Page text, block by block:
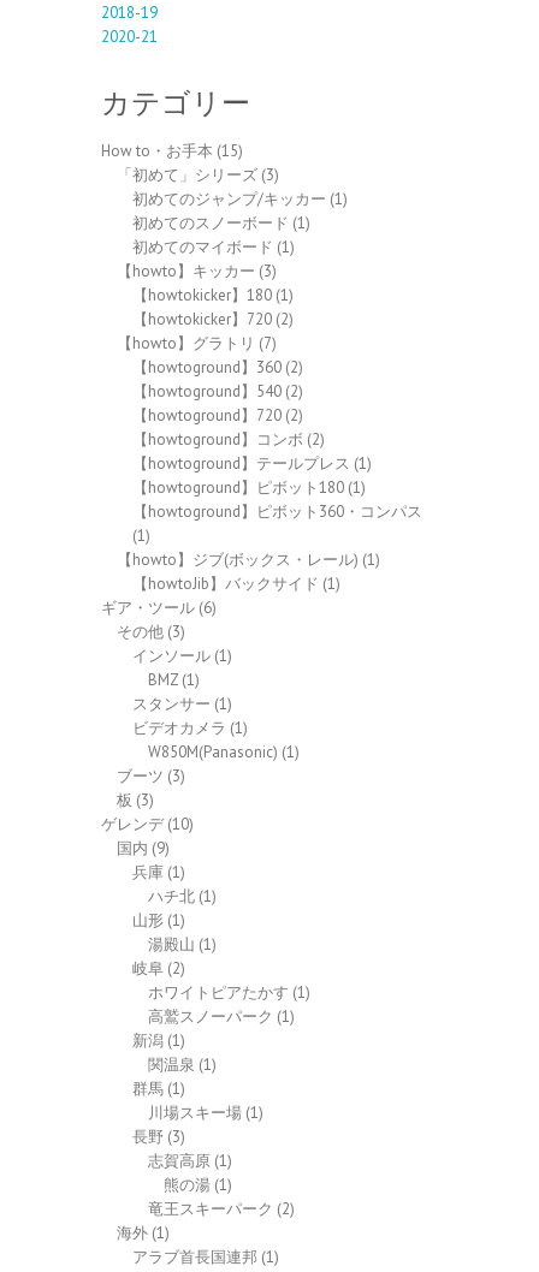
2018-19
2020-21
カテゴリー
How to・お手本 (15)
「初めて」シリーズ (3)
初めてのジャンプ/キッカー (1)
初めてのスノーボード (1)
初めてのマイボード (1)
【howto】キッカー (3)
【howtokicker】180 (1)
【howtokicker】720 (2)
【howto】グラトリ (7)
【howtoground】360 (2)
【howtoground】540 (2)
【howtoground】720 (2)
【howtoground】コンボ (2)
【howtoground】テールプレス (1)
【howtoground】ピボット180 (1)
【howtoground】ピボット360・コンパス
(1)
【howto】ジブ(ボックス・レール) (1)
【howtoJib】バックサイド (1)
ギア・ツール (6)
その他 (3)
インソール (1)
BMZ (1)
スタンサー (1)
ビデオカメラ (1)
W850M(Panasonic) (1)
ブーツ (3)
板 (3)
ゲレンデ(10)
国内 (9)
兵庫 (1)
ハチ北 (1)
山形 (1)
湯殿山 (1)
岐阜 (2)
ホワイトピアたかす (1)
高鷲スノーパーク (1)
新潟 (1)
関温泉 (1)
群馬 (1)
川場スキー場 (1)
長野 (3)
志賀高原 (1)
熊の湯 (1)
竜王スキーパーク (2)
海外 (1)
アラブ首長国連邦 (1)